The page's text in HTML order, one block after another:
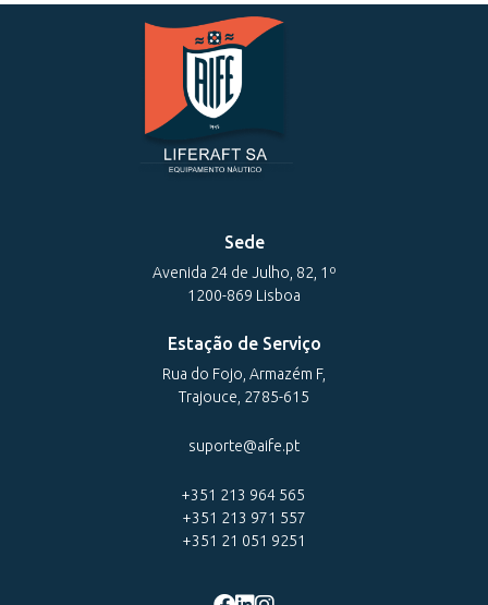
Sede
Avenida 24 de Julho, 82, 1º
1200-869 Lisboa
Estação de Serviço
Rua do Fojo, Armazém F,
Trajouce, 2785-615
suporte@aife.pt
+351 213 964 565
+351 213 971 557
+351 21 051 9251